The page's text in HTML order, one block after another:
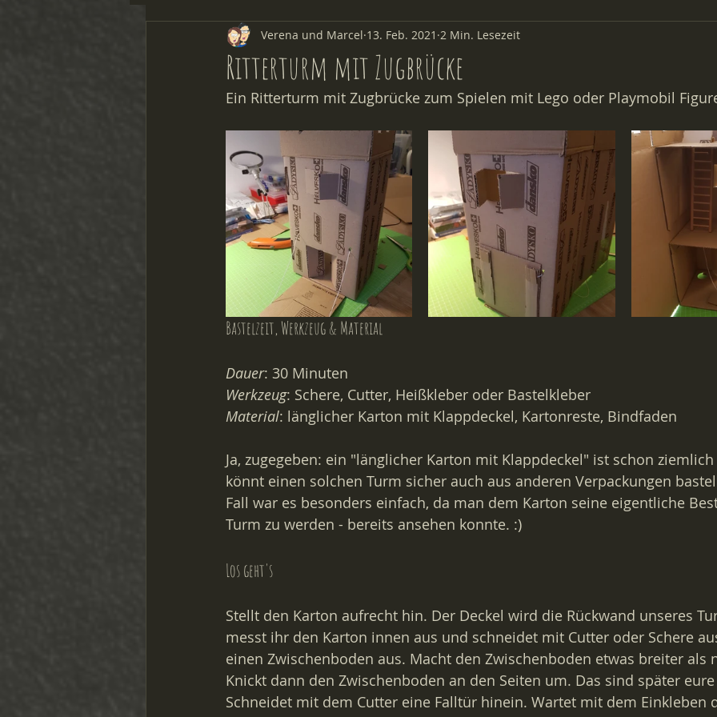
Forschen & Experimentieren Aus der Kita
Ritterturm mit Zugbrücke
Verena und Marcel 13. Feb. 2021 2 Min. Lesezeit
Ein Ritterturm mit Zugbrücke zum Spielen mit Lego oder Playmobil
Bastelzeit, Werkzeug & Material
Dauer: 30 Minuten
Werkzeug: Schere, Cutter, Heißkleber oder Bastelkleber
Material: länglicher Karton mit Klappdeckel, Kartonreste, Bindfaden
Ja, zugegeben: ein "länglicher Karton mit Klappdeckel" ist schon
könnt einen solchen Turm sicher auch aus anderen Verpackungen
Fall war es besonders einfach, da man dem Karton seine eigentliche
Turm zu werden - bereits ansehen konnte. :)
Los geht's
Stellt den Karton aufrecht hin. Der Deckel wird die Rückwand unseres
messt ihr den Karton innen aus und schneidet mit Cutter oder Schere
einen Zwischenboden aus. Macht den Zwischenboden etwas breiter als
Knickt dann den Zwischenboden an den Seiten um. Das sind später
Schneidet mit dem Cutter eine Falltür hinein. Wartet mit dem Einkleben